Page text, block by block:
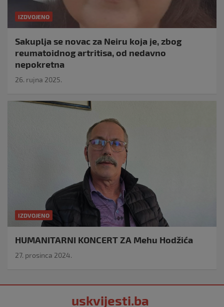
IZDVOJENO
Sakuplja se novac za Neiru koja je, zbog
reumatoidnog artritisa, od nedavno
nepokretna
26. rujna 2025.
IZDVOJENO
HUMANITARNI KONCERT ZA Mehu Hodžića
27. prosinca 2024.
uskvijesti.ba